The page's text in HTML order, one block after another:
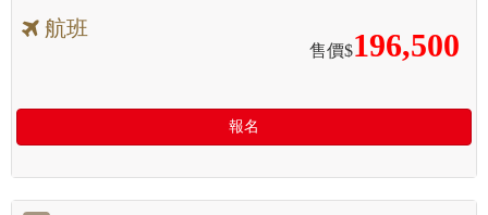
航班
售價$196,500
報名